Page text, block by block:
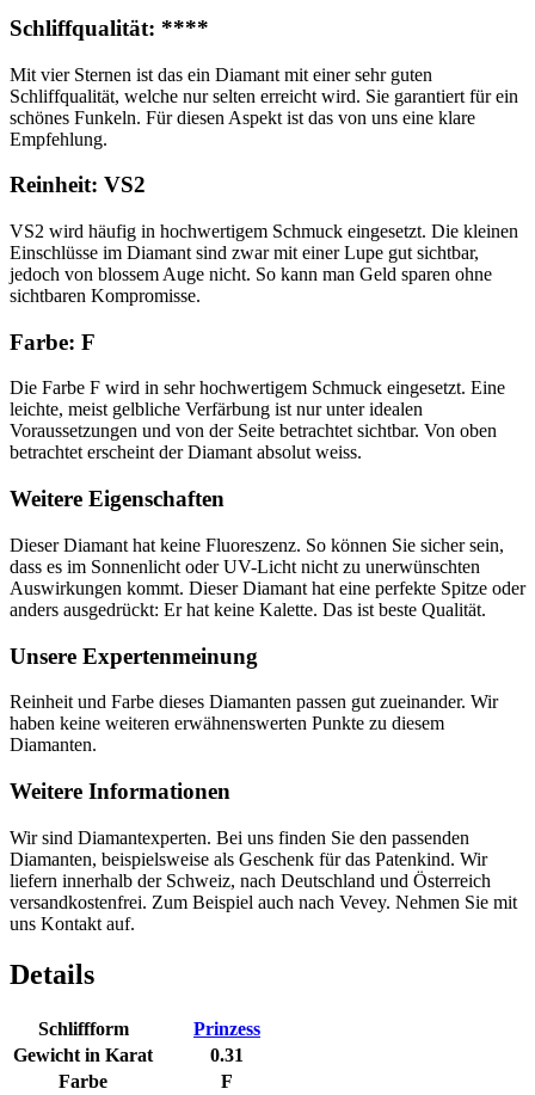
Schliffqualität: ****
Mit vier Sternen ist das ein Diamant mit einer sehr guten
Schliffqualität, welche nur selten erreicht wird. Sie garantiert für ein
schönes Funkeln. Für diesen Aspekt ist das von uns eine klare
Empfehlung.
Reinheit: VS2
VS2 wird häufig in hochwertigem Schmuck eingesetzt. Die kleinen
Einschlüsse im Diamant sind zwar mit einer Lupe gut sichtbar,
jedoch von blossem Auge nicht. So kann man Geld sparen ohne
sichtbaren Kompromisse.
Farbe: F
Die Farbe F wird in sehr hochwertigem Schmuck eingesetzt. Eine
leichte, meist gelbliche Verfärbung ist nur unter idealen
Voraussetzungen und von der Seite betrachtet sichtbar. Von oben
betrachtet erscheint der Diamant absolut weiss.
Weitere Eigenschaften
Dieser Diamant hat keine Fluoreszenz. So können Sie sicher sein,
dass es im Sonnenlicht oder UV-Licht nicht zu unerwünschten
Auswirkungen kommt. Dieser Diamant hat eine perfekte Spitze oder
anders ausgedrückt: Er hat keine Kalette. Das ist beste Qualität.
Unsere Expertenmeinung
Reinheit und Farbe dieses Diamanten passen gut zueinander. Wir
haben keine weiteren erwähnenswerten Punkte zu diesem
Diamanten.
Weitere Informationen
Wir sind Diamantexperten. Bei uns finden Sie den passenden
Diamanten, beispielsweise als Geschenk für das Patenkind. Wir
liefern innerhalb der Schweiz, nach Deutschland und Österreich
versandkostenfrei. Zum Beispiel auch nach Vevey. Nehmen Sie mit
uns Kontakt auf.
Details
Schliffform
Prinzess
Gewicht in Karat
0.31
Farbe
F